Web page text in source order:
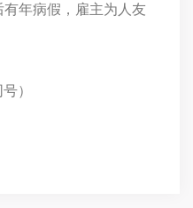
年病假，雇主为人友
）